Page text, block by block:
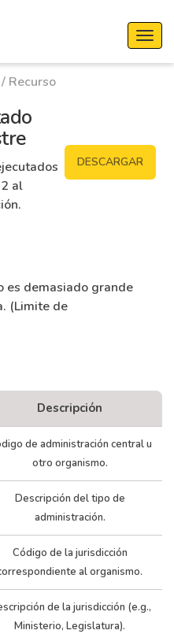
Recurso
al
DESCARGAR
es demasiado grande
(Limite de
Descripción
de administración central u
otro organismo.
Descripción del tipo de
administración.
Código de la jurisdicción
al organismo.
de la jurisdicción (e.g.,
Ministerio, Legislatura).